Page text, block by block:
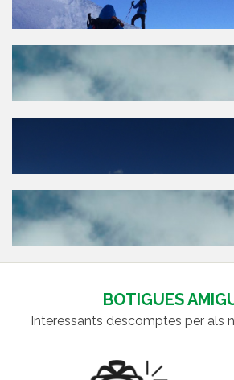
BOTIGUES
Interessants descomptes per als